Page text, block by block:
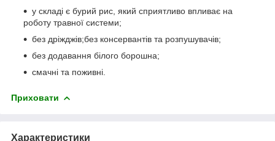
у складі є бурий рис, який сприятливо впливає на
роботу травної системи;
без дріжджів;без консервантів та розпушувачів;
без додавання білого борошна;
смачні та поживні.
Приховати
Характеристики